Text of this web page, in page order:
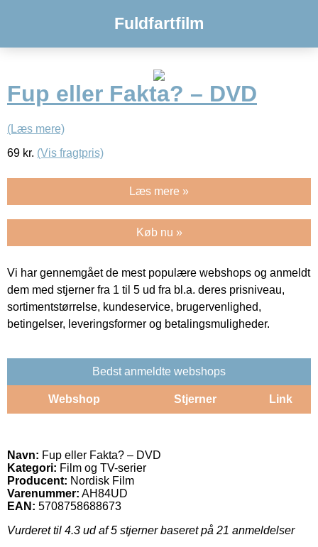
Fuldfartfilm
Fup eller Fakta? – DVD
(Læs mere)
69 kr. (Vis fragtpris)
Læs mere »
Køb nu »
Vi har gennemgået de mest populære webshops og anmeldt
dem med stjerner fra 1 til 5 ud fra bl.a. deres prisniveau,
sortimentstørrelse, kundeservice, brugervenlighed,
betingelser, leveringsformer og betalingsmuligheder.
Bedst anmeldte webshops
Webshop Stjerner Link
Navn: Fup eller Fakta? – DVD
Kategori: Film og TV-serier
Producent: Nordisk Film
Varenummer: AH84UD
EAN: 5708758688673
Vurderet til 4.3 ud af 5 stjerner baseret på 21 anmeldelser